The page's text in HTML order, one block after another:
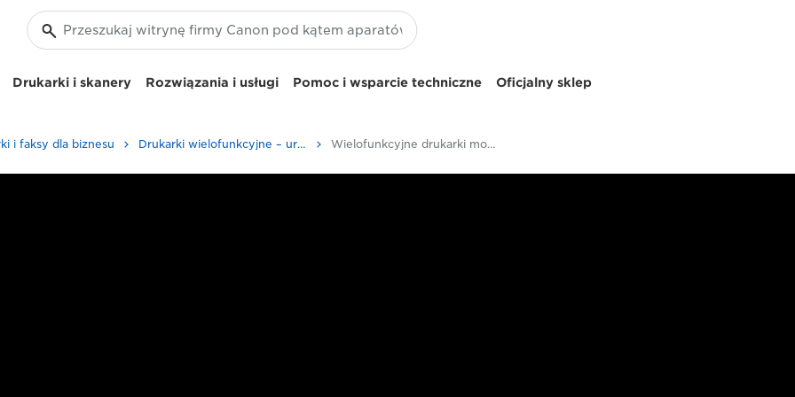
Drukarki i skanery Rozwiązania i usługi Pomoc i wsparcie techniczne Oficjalny sklep
i faksy dla biznesu Drukarki wielofunkcyjne – urządzenia wielofunkcyjne Wielofunkcyjne drukarki monochromatyczne